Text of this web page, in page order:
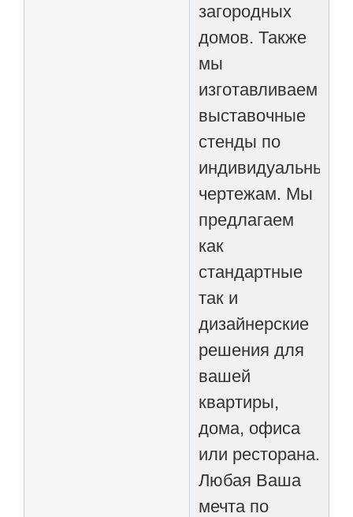
загородных
домов. Также
мы
изготавливаем
выставочные
стенды по
индивидуальным
чертежам. Мы
предлагаем
как
стандартные
так и
дизайнерские
решения для
вашей
квартиры,
дома, офиса
или ресторана.
Любая Ваша
мечта по